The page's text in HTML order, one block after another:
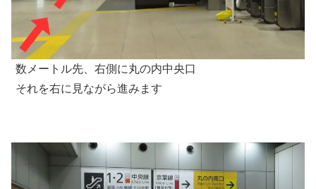
数メートル先、右側に丸の内中央口
それを右に見ながら進みます